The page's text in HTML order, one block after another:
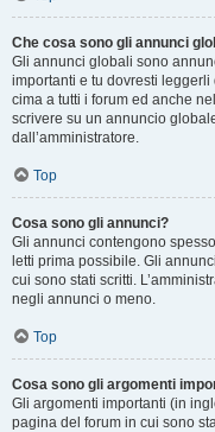
Che cosa sono gli annunci
Gli annunci globali sono
importanti e tu dovresti
cima a tutti i forum ed anche
scrivere su un annuncio
dall’amministratore.
Top
Cosa sono gli annunci?
Gli annunci contengono
letti prima possibile. Gli
cui sono stati scritti.
negli annunci o meno.
Top
Cosa sono gli argomenti
Gli argomenti importanti (in
pagina del forum in cui sono